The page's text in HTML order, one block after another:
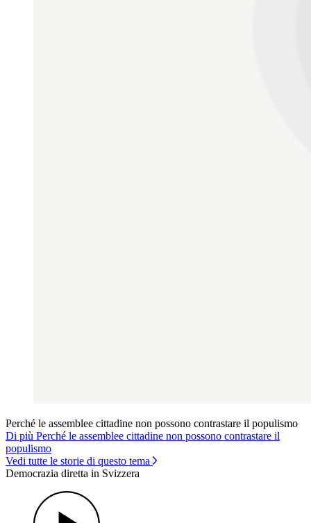
Perché le assemblee cittadine non possono contrastare il populismo
Di più Perché le assemblee cittadine non possono contrastare il
populismo
Vedi tutte le storie di questo tema
Democrazia diretta in Svizzera